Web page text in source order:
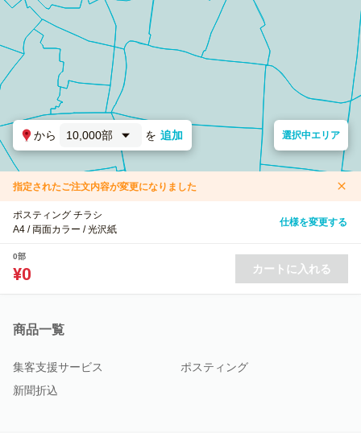
から 10,000部 を 追加 選択中エリア
指定されたご注文内容が変更になりました
ポスティング チラシ
A4 / 両面カラー / 光沢紙
仕様を変更する
0部
¥0 カートに入れる
商品一覧
集客支援サービス
ポスティング
新聞折込